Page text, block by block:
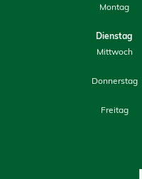
Montag
Dienstag
Mittwoch
Donnerstag
Freitag